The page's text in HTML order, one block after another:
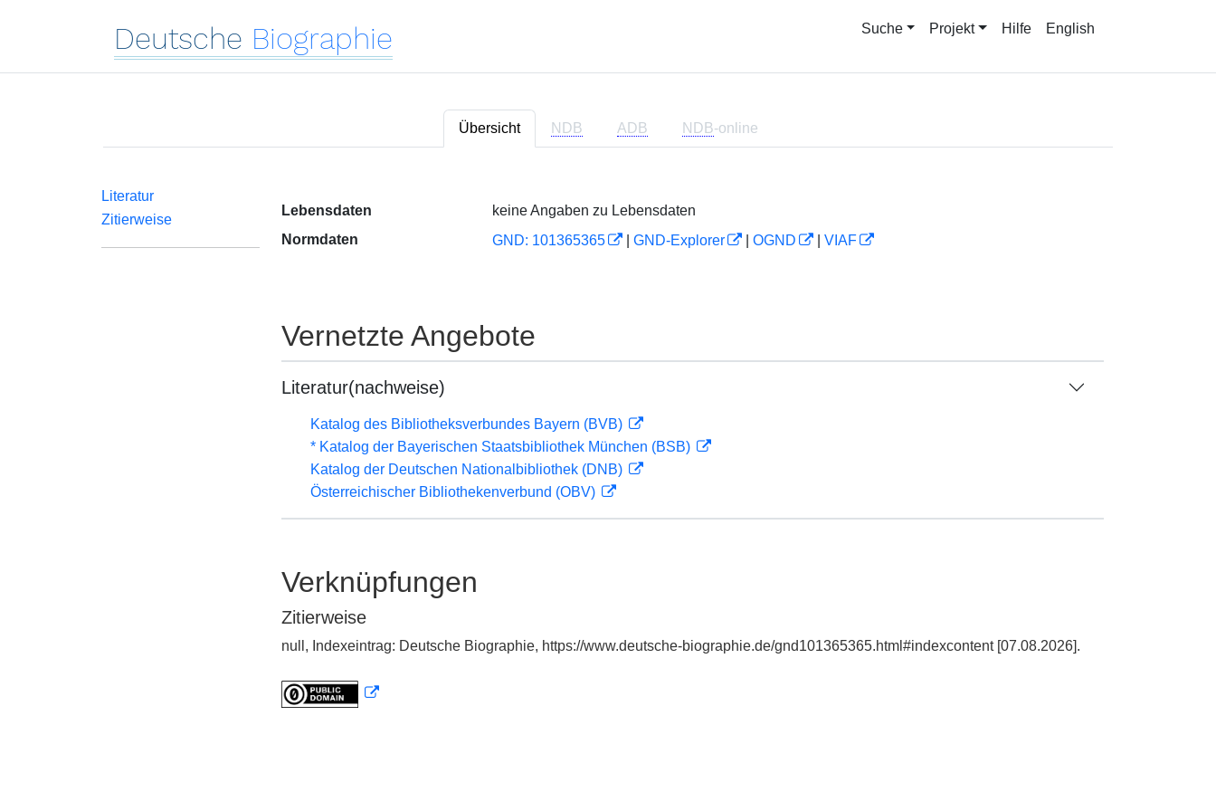
Deutsche Biographie Suche Projekt Hilfe English
Übersicht NDB ADB NDB-online
Literatur
Zitierweise
Lebensdaten
keine Angaben zu Lebensdaten
Normdaten
GND: 101365365 GND-Explorer OGND VIAF
Vernetzte Angebote
Literatur(nachweise)
Katalog des Bibliotheksverbundes Bayern (BVB)
* Katalog der Bayerischen Staatsbibliothek München (BSB)
Katalog der Deutschen Nationalbibliothek (DNB)
Österreichischer Bibliothekenverbund (OBV)
Verknüpfungen
Zitierweise
null, Indexeintrag: Deutsche Biographie, https://www.deutsche-biographie.de/gnd101365365.html#indexcontent [07.08.2026].